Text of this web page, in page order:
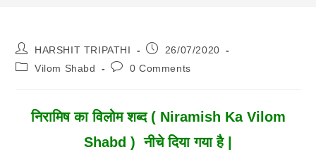
Post
Author:
HARSHIT TRIPATHI
Post26/07/2020
PostVilom Shabd
Post0 Comments
निरामिष का विलोम शब्द ( Niramish Ka Vilom
Shabd ) नीचे दिया गया है |